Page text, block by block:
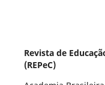
Revista de
(REPeC)